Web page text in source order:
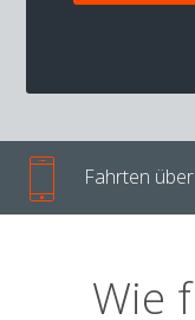
Fahrten
Wie